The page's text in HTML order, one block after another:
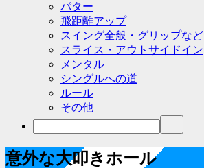
パター
飛距離アップ
スイング全般・グリップなど
スライス・アウトサイドイン
メンタル
シングルへの道
ルール
その他
意外な大叩きホール